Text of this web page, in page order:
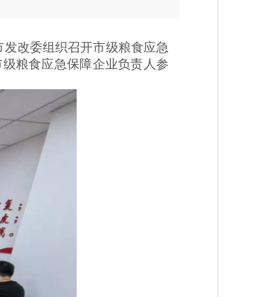
改委组织召开市级粮食应急
粮食应急保障企业负责人参